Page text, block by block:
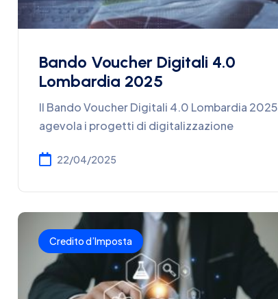
Bando Voucher Digitali 4.0
Lombardia 2025
Il Bando Voucher Digitali 4.0 Lombardia 2025
agevola i progetti di digitalizzazione
22/04/2025
Credito d’Imposta